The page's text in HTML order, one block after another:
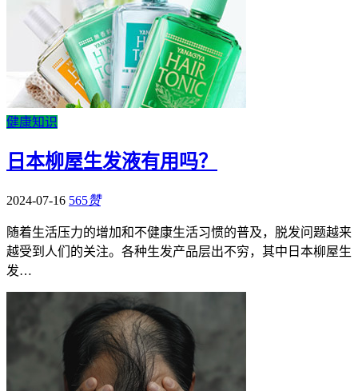
健康知识
日本柳屋生发液有用吗？
2024-07-16 565赞
随着生活压力的增加和不健康生活习惯的普及，脱发问题越来
越受到人们的关注。各种生发产品层出不穷，其中日本柳屋生
发…